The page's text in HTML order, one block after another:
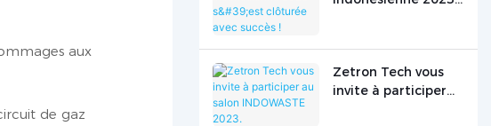
aux
de gaz
Zetron Tech vous
invite à participer